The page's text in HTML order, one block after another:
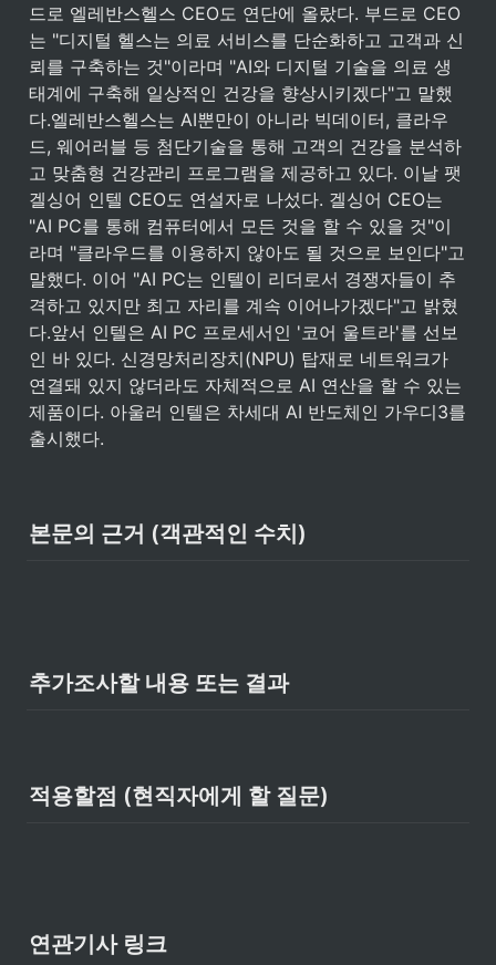
드로 엘레반스헬스 CEO도 연단에 올랐다. 부드로 CEO
는 "디지털 헬스는 의료 서비스를 단순화하고 고객과 신
뢰를 구축하는 것"이라며 "AI와 디지털 기술을 의료 생
태계에 구축해 일상적인 건강을 향상시키겠다"고 말했
다.엘레반스헬스는 AI뿐만이 아니라 빅데이터, 클라우
드, 웨어러블 등 첨단기술을 통해 고객의 건강을 분석하
고 맞춤형 건강관리 프로그램을 제공하고 있다. 이날 팻
겔싱어 인텔 CEO도 연설자로 나섰다. 겔싱어 CEO는
"AI PC를 통해 컴퓨터에서 모든 것을 할 수 있을 것"이
라며 "클라우드를 이용하지 않아도 될 것으로 보인다"고
말했다. 이어 "AI PC는 인텔이 리더로서 경쟁자들이 추
격하고 있지만 최고 자리를 계속 이어나가겠다"고 밝혔
다.앞서 인텔은 AI PC 프로세서인 '코어 울트라'를 선보
인 바 있다. 신경망처리장치(NPU) 탑재로 네트워크가
연결돼 있지 않더라도 자체적으로 AI 연산을 할 수 있는
제품이다. 아울러 인텔은 차세대 AI 반도체인 가우디3를
출시했다.
본문의 근거 (객관적인 수치)
추가조사할 내용 또는 결과
적용할점 (현직자에게 할 질문)
연관기사 링크